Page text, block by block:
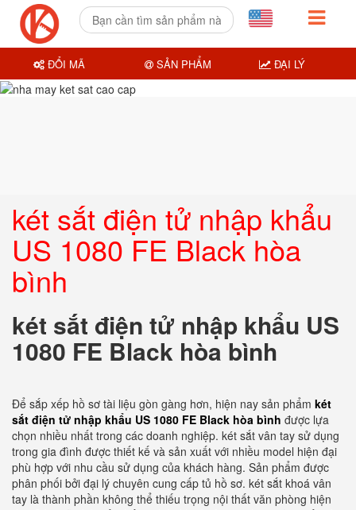
két sắt điện tử nhập khẩu
US 1080 FE Black hòa
bình
két sắt điện tử nhập khẩu US
1080 FE Black hòa bình
Để sắp xếp hồ sơ tài liệu gòn gàng hơn, hiện nay sản phẩm két
sắt điện tử nhập khẩu US 1080 FE Black hòa bình được lựa
chọn nhiều nhất trong các doanh nghiệp. két sắt vân tay sử dụng
trong gia đình được thiết kế và sản xuất với nhiều model hiện đại
phù hợp với nhu cầu sử dụng của khách hàng. Sản phẩm được
phân phối bởi đại lý chuyên cung cấp tủ hồ sơ. két sắt khoá vân
tay là thành phần không thể thiếu trọng nội thất văn phòng hiện
ĐỔI MÃ SẢN PHẨM ĐẠI LÝ